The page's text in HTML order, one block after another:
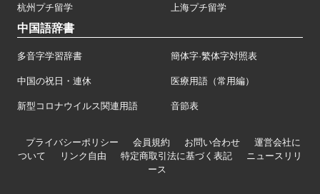
杭州プチ留学 上海プチ留学
中国語辞書
多音字学習辞書 簡体字·繁体字対照表
中国の祝日・連休 医療用語（常用編）
新型コロナウイルス関連用語 音節表
プライバシーポリシー 会員規約 お問い合わせ
運営会社に
ついて
リンク自由 特定商取引法に基づく表記
ニュースリリ
ース